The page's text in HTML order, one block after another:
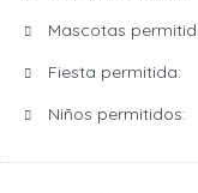
Mascotas
Fiesta permitida:
Niños permitidos: